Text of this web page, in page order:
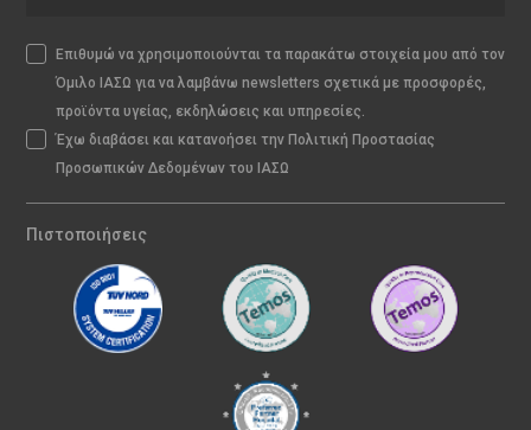
Επιθυμώ να χρησιμοποιούνται τα παρακάτω στοιχεία μου από τον
Όμιλο ΙΑΣΩ για να λαμβάνω newsletters σχετικά με προσφορές,
προϊόντα υγείας, εκδηλώσεις και υπηρεσίες.
Έχω διαβάσει και κατανοήσει την Πολιτική Προστασίας
Προσωπικών Δεδομένων του ΙΑΣΩ
Πιστοποιήσεις